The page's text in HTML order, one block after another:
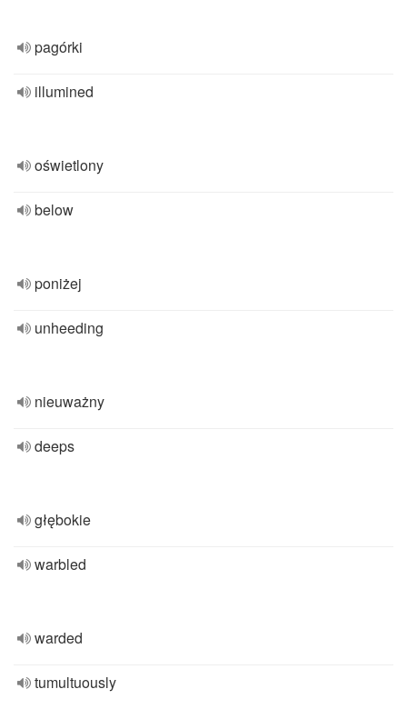
pagórki
illumined
oświetlony
below
poniżej
unheeding
nieuważny
deeps
głębokie
warbled
warded
tumultuously